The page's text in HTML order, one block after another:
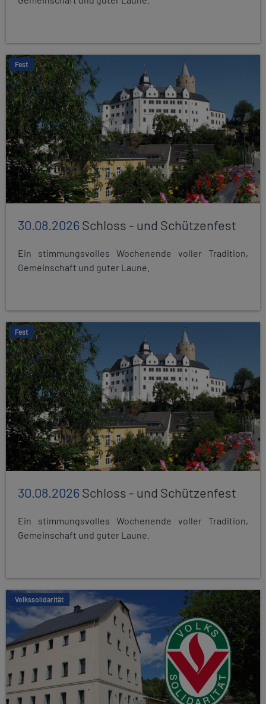
Fest
30.08.2026Schloss - und Schützenfest
Ein stimmungsvolles Wochenende voller Tradition,
Gemeinschaft und guter Laune.
Fest
30.08.2026Schloss - und Schützenfest
Ein stimmungsvolles Wochenende voller Tradition,
Gemeinschaft und guter Laune.
Volkssolidarität